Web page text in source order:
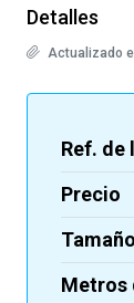
Detalles
Actualizado
Ref. de
Precio
Metros